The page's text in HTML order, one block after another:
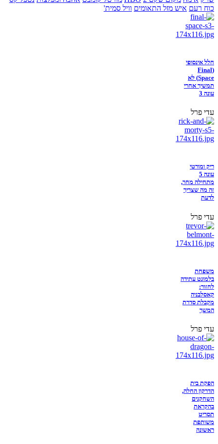
כוח רעם איש מזל התאומים וויל סמית'
חלל אינסופי
(Final
Space) לא
תמשיך אחרי
עונה 3
עדי פרל
ריק ומורטי
עונה 5
מתחילה מחר,
זה מה שצריך
לדעת
עדי פרל
משפחת
בלמונט עתידה
לחזור:
קאסלבניה
מקבלת סדרת
המשך
עדי פרל
הפקת בית
הדרקון החלה,
השחקנים
בהקראת
תסריט
משותפת
ראשונה